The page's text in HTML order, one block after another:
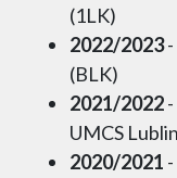
(1LK)
2022/2023-
(BLK)
2021/2022
UMCS
2020/2021